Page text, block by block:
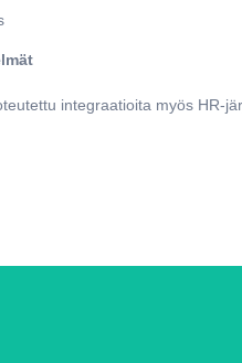
integraatioita myös HR-